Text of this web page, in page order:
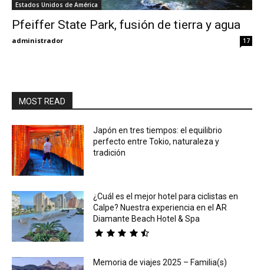
Estados Unidos de América
Pfeiffer State Park, fusión de tierra y agua
administrador 17
MOST READ
Japón en tres tiempos: el equilibrio
perfecto entre Tokio, naturaleza y
tradición
¿Cuál es el mejor hotel para ciclistas en
Calpe? Nuestra experiencia en el AR
Diamante Beach Hotel & Spa
Memoria de viajes 2025 – Familia(s)